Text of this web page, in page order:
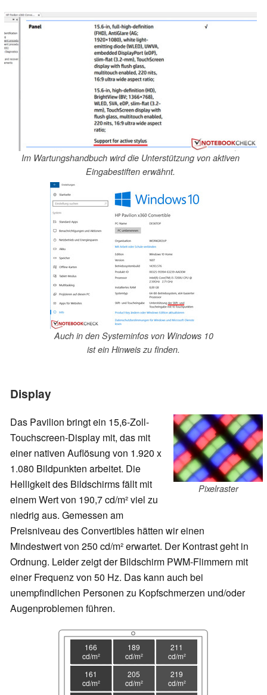
Im Wartungshandbuch wird die Unterstützung von aktiven
Eingabestiften erwähnt.
Auch in den Systeminfos von Windows 10
ist ein Hinweis zu finden.
Display
Pixelraster
Das Pavilion bringt ein 15,6-Zoll-
Touchscreen-Display mit, das mit
einer nativen Auflösung von 1.920 x
1.080 Bildpunkten arbeitet. Die
Helligkeit des Bildschirms fällt mit
einem Wert von 190,7 cd/m² viel zu
niedrig aus. Gemessen am
Preisniveau des Convertibles hätten wir einen
Mindestwert von 250 cd/m² erwartet. Der Kontrast geht in
Ordnung. Leider zeigt der Bildschirm PWM-Flimmern mit
einer Frequenz von 50 Hz. Das kann auch bei
unempfindlichen Personen zu Kopfschmerzen und/oder
Augenproblemen führen.
166
cd/m²
189
cd/m²
211
cd/m²
161
cd/m²
205
cd/m²
219
cd/m²